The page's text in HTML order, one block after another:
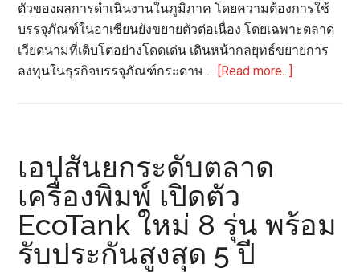
ตัวของผลการดำเนินงานในภูมิภาค โดยความต้องการใช้
บรรจุภัณฑ์ในอาเซียนยังขยายตัวต่อเนื่อง โดยเฉพาะตลาด
เวียดนามที่เติบโตอย่างโดดเด่น เดินหน้ากลยุทธ์ขยายการ
ลงทุนในธุรกิจบรรจุภัณฑ์กระดาษ …
[Read more...]
ไตรมาส
2/69
เอปสันยกระดับตลาด
เครื่องพิมพ์ เปิดตัว
EcoTank ใหม่ 8 รุ่น พร้อม
รับประกันสูงสุด 5 ปี